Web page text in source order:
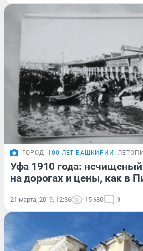
ГОРОД 100 ЛЕТ БАШКИРИИ
Уфа 1910 года:
на дорогах и цены, как в
21 марта, 2019, 12:36 15 680 9